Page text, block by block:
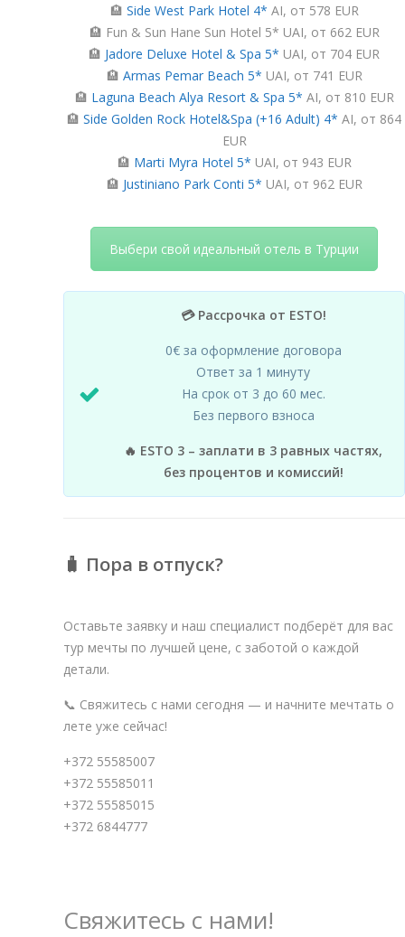
🏨 Side West Park Hotel 4* AI, от 578 EUR
🏨 Fun & Sun Hane Sun Hotel 5* UAI, от 662 EUR
🏨 Jadore Deluxe Hotel & Spa 5* UAI, от 704 EUR
🏨 Armas Pemar Beach 5* UAI, от 741 EUR
🏨 Laguna Beach Alya Resort & Spa 5* AI, от 810 EUR
🏨 Side Golden Rock Hotel&Spa (+16 Adult) 4* AI, от 864
EUR
🏨 Marti Myra Hotel 5* UAI, от 943 EUR
🏨 Justiniano Park Conti 5* UAI, от 962 EUR
Выбери свой идеальный отель в Турции
💳 Рассрочка от ESTO!
0€ за оформление договора
Ответ за 1 минуту
На срок от 3 до 60 мес.
Без первого взноса
🔥 ESTO 3 – заплати в 3 равных частях,
без процентов и комиссий!
🧳 Пора в отпуск?
Оставьте заявку и наш специалист подберёт для вас
тур мечты по лучшей цене, с заботой о каждой
детали.
📞 Свяжитесь с нами сегодня — и начните мечтать о
лете уже сейчас!
+372 55585007
+372 55585011
+372 55585015
+372 6844777
Свяжитесь с нами!